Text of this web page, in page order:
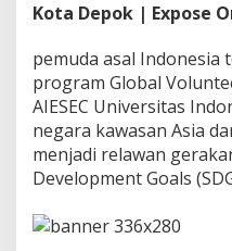
Kota Depok | Expose
pemuda asal Indonesia
program Global
AIESEC Universitas
negara kawasan Asia
menjadi relawan
Development Goals